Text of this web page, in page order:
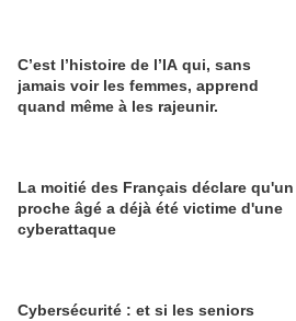
C’est l’histoire de l’IA qui, sans
jamais voir les femmes, apprend
quand même à les rajeunir.
La moitié des Français déclare qu'un
proche âgé a déjà été victime d'une
cyberattaque
Cybersécurité : et si les seniors